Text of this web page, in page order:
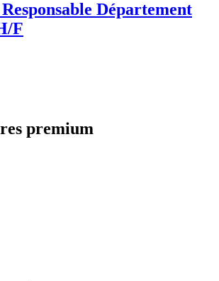
Département
F
premium